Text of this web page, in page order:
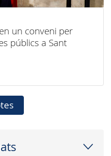
un conveni per
públics a Sant